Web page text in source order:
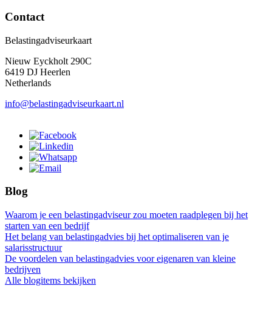
Contact
Belastingadviseurkaart
Nieuw Eyckholt 290C
6419 DJ Heerlen
Netherlands
info@belastingadviseurkaart.nl
Blog
Waarom je een belastingadviseur zou moeten raadplegen bij het
starten van een bedrijf
Het belang van belastingadvies bij het optimaliseren van je
salarisstructuur
De voordelen van belastingadvies voor eigenaren van kleine
bedrijven
Alle blogitems bekijken